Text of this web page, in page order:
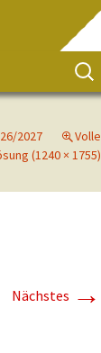
2027
Volle
(1240 × 1755)
Nächstes →